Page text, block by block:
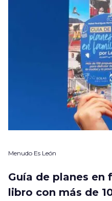
Menudo Es León
Guía de planes en
libro con más de